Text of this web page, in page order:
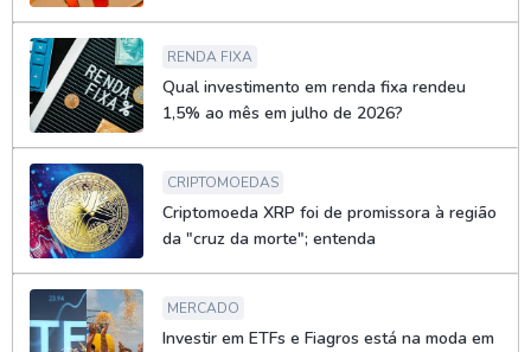
RENDA FIXA
Qual investimento em renda fixa rendeu
1,5% ao mês em julho de 2026?
CRIPTOMOEDAS
Criptomoeda XRP foi de promissora à região
da "cruz da morte"; entenda
MERCADO
Investir em ETFs e Fiagros está na moda em